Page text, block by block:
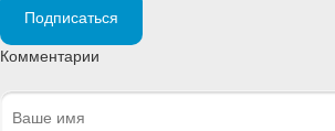
Подписаться
Комментарии